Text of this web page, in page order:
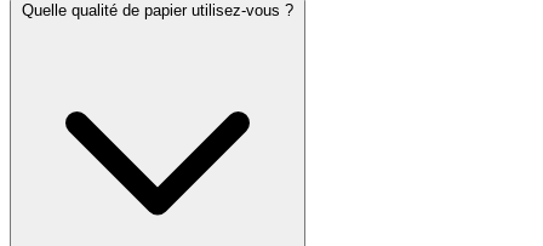
Quelle qualité de papier utilisez-vous ?